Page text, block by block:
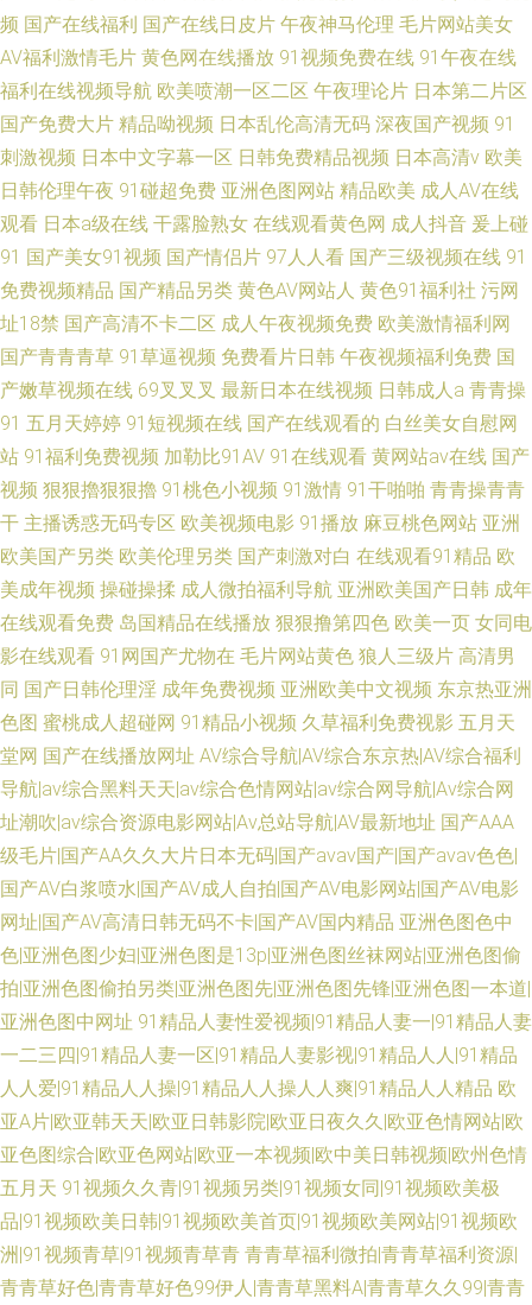
频 国产在线福利 国产在线日皮片 午夜神马伦理 毛片网站美女
AV福利激情毛片 黄色网在线播放 91视频免费在线 91午夜在线
福利在线视频导航 欧美喷潮一区二区 午夜理论片 日本第二片区
国产免费大片 精品呦视频 日本乱伦高清无码 深夜国产视频 91
刺激视频 日本中文字幕一区 日韩免费精品视频 日本高清v 欧美
日韩伦理午夜 91碰超免费 亚洲色图网站 精品欧美 成人AV在线
观看 日本a级在线 干露脸熟女 在线观看黄色网 成人抖音 爰上碰
91 国产美女91视频 国产情侣片 97人人看 国产三级视频在线 91
免费视频精品 国产精品另类 黄色AV网站人 黄色91福利社 污网
址18禁 国产高清不卡二区 成人午夜视频免费 欧美激情福利网
国产青青青草 91草逼视频 免费看片日韩 午夜视频福利免费 国
产嫩草视频在线 69叉叉叉 最新日本在线视频 日韩成人a 青青操
91 五月天婷婷 91短视频在线 国产在线观看的 白丝美女自慰网
站 91福利免费视频 加勒比91AV 91在线观看 黄网站av在线 国产
视频 狠狠擼狠狠擼 91桃色小视频 91激情 91干啪啪 青青操青青
干 主播诱惑无码专区 欧美视频电影 91播放 麻豆桃色网站 亚洲
欧美国产另类 欧美伦理另类 国产刺激对白 在线观看91精品 欧
美成年视频 操碰操揉 成人微拍福利导航 亚洲欧美国产日韩 成年
在线观看免费 岛国精品在线播放 狠狠撸第四色 欧美一页 女同电
影在线观看 91网国产尤物在 毛片网站黄色 狼人三级片 高清男
同 国产日韩伦理淫 成年免费视频 亚洲欧美中文视频 东京热亚洲
色图 蜜桃成人超碰网 91精品小视频 久草福利免费视影 五月天
堂网 国产在线播放网址 AV综合导航|AV综合东京热|AV综合福利
导航|av综合黑料天天|av综合色情网站|av综合网导航|Av综合网
址潮吹|av综合资源电影网站|Av总站导航|AV最新地址 国产AAA
级毛片|国产AA久久大片日本无码|国产avav国产|国产avav色色|
国产AV白浆喷水|国产AV成人自拍|国产AV电影网站|国产AV电影
网址|国产AV高清日韩无码不卡|国产AV国内精品 亚洲色图色中
色|亚洲色图少妇|亚洲色图是13p|亚洲色图丝袜网站|亚洲色图偷
拍|亚洲色图偷拍另类|亚洲色图先|亚洲色图先锋|亚洲色图一本道|
亚洲色图中网址 91精品人妻性爱视频|91精品人妻一|91精品人妻
一二三四|91精品人妻一区|91精品人妻影视|91精品人人|91精品
人人爱|91精品人人操|91精品人人操人人爽|91精品人人精品 欧
亚A片|欧亚韩天天|欧亚日韩影院|欧亚日夜久久|欧亚色情网站|欧
亚色图综合|欧亚色网站|欧亚一本视频|欧中美日韩视频|欧州色情
五月天 91视频久久青|91视频另类|91视频女同|91视频欧美极
品|91视频欧美日韩|91视频欧美首页|91视频欧美网站|91视频欧
洲|91视频青草|91视频青草青 青青草福利微拍|青青草福利资源|
青青草好色|青青草好色99伊人|青青草黑料A|青青草久久99|青青